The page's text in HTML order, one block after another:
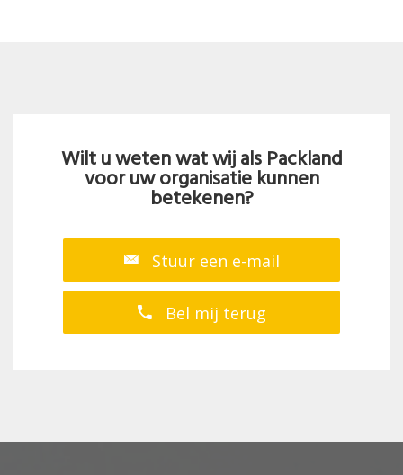
Wilt u weten wat wij als Packland
voor uw organisatie kunnen
betekenen?
Stuur een e-mail
Bel mij terug